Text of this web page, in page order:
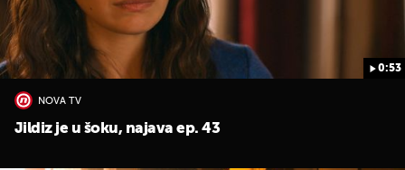
0:53
NOVA TV
Jildiz je u šoku, najava ep. 43